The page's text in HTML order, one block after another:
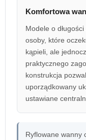
Komfortowa
Modele o
osoby, które
kąpieli, ale
praktycznego
konstrukcja
uporządkowany
ustawiane
Ryflowane wanny